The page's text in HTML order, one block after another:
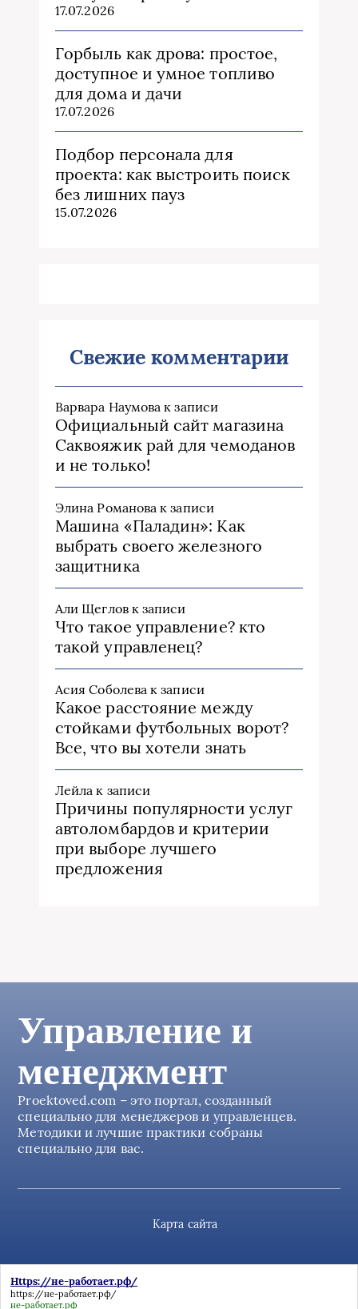
17.07.2026
Горбыль как дрова: простое,
доступное и умное топливо
для дома и дачи
17.07.2026
Подбор персонала для
проекта: как выстроить поиск
без лишних пауз
15.07.2026
Свежие комментарии
Варвара Наумова к записи
Официальный сайт магазина
Саквояжик рай для чемоданов
и не только!
Элина Романова к записи
Машина «Паладин»: Как
выбрать своего железного
защитника
Али Щегловк записи
Что такое управление? кто
такой управленец?
Асия Соболева к записи
Какое расстояние между
стойками футбольных ворот?
Все, что вы хотели знать
Лейла к записи
Причины популярности услуг
автоломбардов и критерии
при выборе лучшего
предложения
Управление и
менеджмент
Proektoved.com – это портал, созданный
специально для менеджеров и управленцев.
Методики и лучшие практики собраны
специально для вас.
Карта сайта
Https://не-работает.рф/
https://не-работает.рф/
не-работает.рф